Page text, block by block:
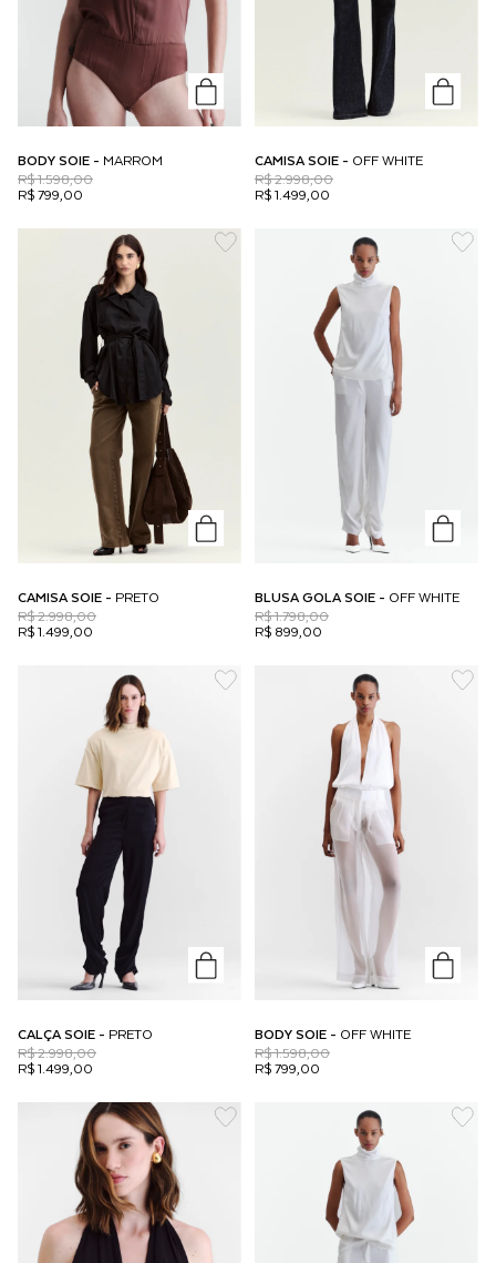
BODY SOIE - MARROM
R$ 799,00
R$ 1.598,00
CAMISA SOIE - OFF WHITE
R$ 1.499,00
R$ 2.998,00
CAMISA SOIE - PRETO
R$ 1.499,00
R$ 2.998,00
BLUSA GOLA SOIE - OFF WHITE
R$ 899,00
R$ 1.798,00
CALÇA SOIE - PRETO
R$ 1.499,00
R$ 2.998,00
BODY SOIE - OFF WHITE
R$ 799,00
R$ 1.598,00